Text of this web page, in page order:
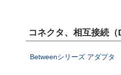
コネクタ、相互接続
Betweenシリーズ アダプタ